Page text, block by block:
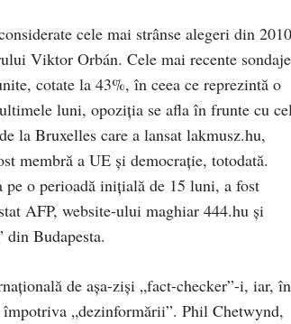
cele mai strânse alegeri din 2010
Viktor Orbán. Cele mai recente sondaje
cotate la 43%, în ceea ce reprezintă o
luni, opoziția se afla în frunte cu
la Bruxelles care a lansat lakmusz.hu,
membră a UE și democrație, totodată.
pe o perioadă inițială de 15 luni, a fost
AFP, website-ului maghiar 444.hu și
Budapesta.
de așa-ziși „fact-checker”-i, iar, în
„dezinformării”. Phil Chetwynd,